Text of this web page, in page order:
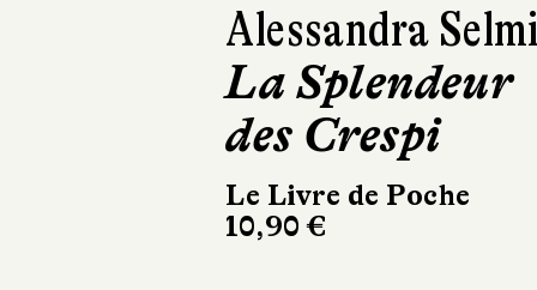
Emanuela
Anechoum
Retour au
Tangerinn
Calmann-Lévy